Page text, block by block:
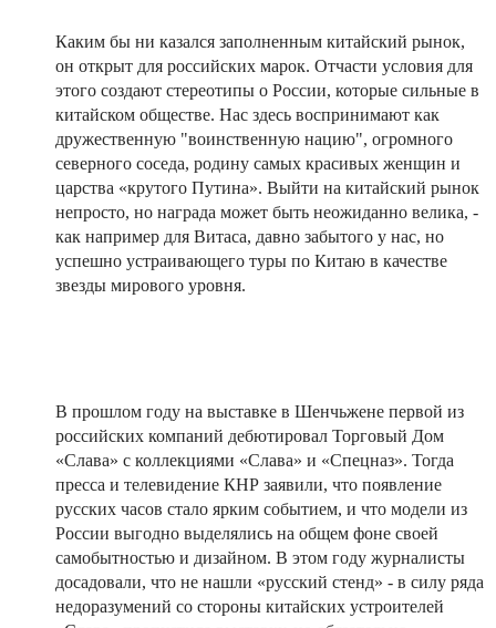
Каким бы ни казался заполненным китайский рынок,
он открыт для российских марок. Отчасти условия для
этого создают стереотипы о России, которые сильные в
китайском обществе. Нас здесь воспринимают как
дружественную "воинственную нацию", огромного
северного соседа, родину самых красивых женщин и
царства «крутого Путина». Выйти на китайский рынок
непросто, но награда может быть неожиданно велика, -
как например для Витаса, давно забытого у нас, но
успешно устраивающего туры по Китаю в качестве
звезды мирового уровня.
В прошлом году на выставке в Шенчьжене первой из
российских компаний дебютировал Торговый Дом
«Слава» с коллекциями «Слава» и «Спецназ». Тогда
пресса и телевидение КНР заявили, что появление
русских часов стало ярким событием, и что модели из
России выгодно выделялись на общем фоне своей
самобытностью и дизайном. В этом году журналисты
досадовали, что не нашли «русский стенд» - в силу ряда
недоразумений со стороны китайских устроителей